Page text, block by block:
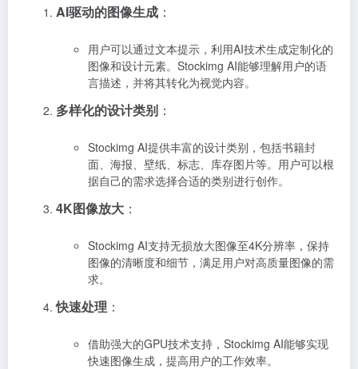
AI驱动的图像生成 ：
用户可以通过文本提示，利用AI技术生成定制化的
图像和设计元素。Stockimg AI能够理解用户的语
言描述，并将其转化为视觉内容。
多样化的设计类别 ：
Stockimg AI提供丰富的设计类别，包括书籍封
面、海报、壁纸、标志、库存图片等。用户可以根
据自己的需求选择合适的类别进行创作。
4K图像放大 ：
Stockimg AI支持无损放大图像至4K分辨率，保持
图像的清晰度和细节，满足用户对高质量图像的需
求。
快速处理 ：
借助强大的GPU技术支持，Stockimg AI能够实现
快速图像生成，提高用户的工作效率。